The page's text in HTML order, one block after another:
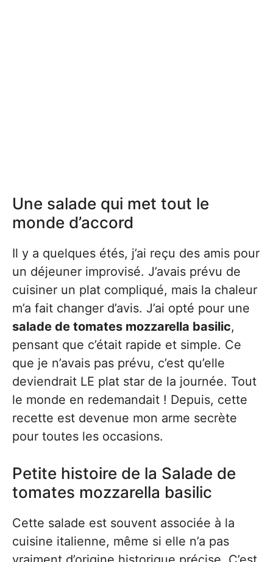
Une salade qui met tout le
monde d’accord
Il y a quelques étés, j’ai reçu des amis pour
un déjeuner improvisé. J’avais prévu de
cuisiner un plat compliqué, mais la chaleur
m’a fait changer d’avis. J’ai opté pour une
salade de tomates mozzarella basilic,
pensant que c’était rapide et simple. Ce
que je n’avais pas prévu, c’est qu’elle
deviendrait LE plat star de la journée. Tout
le monde en redemandait ! Depuis, cette
recette est devenue mon arme secrète
pour toutes les occasions.
Petite histoire de la Salade de
tomates mozzarella basilic
Cette salade est souvent associée à la
cuisine italienne, même si elle n’a pas